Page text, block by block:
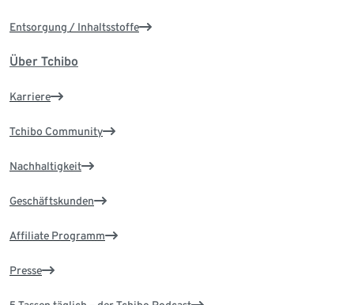
Entsorgung / Inhaltsstoffe
Über Tchibo
Karriere
Tchibo Community
Nachhaltigkeit
Geschäftskunden
Affiliate Programm
Presse